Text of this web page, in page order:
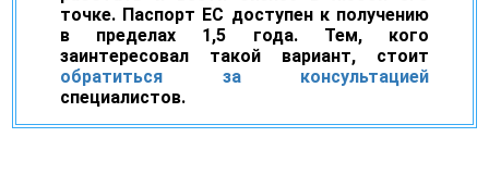
точке. Паспорт ЕС доступен к получению
в пределах 1,5 года. Тем, кого
заинтересовал такой вариант, стоит
обратиться за консультацией
специалистов.